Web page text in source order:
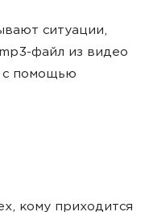
ситуации,
файл из видео
с помощью
кому приходится